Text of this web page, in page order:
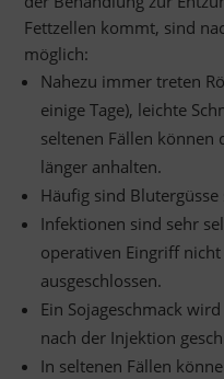
Fettzellen kommt, sind
möglich:
Nahezu immer treten
einige Tage), leichte
seltenen Fällen können
länger anhalten.
Häufig sind Blutergüsse
Infektionen sind sehr
operativen Eingriff
ausgeschlossen.
Ein Sojageschmack
nach der Injektion
In seltenen Fällen